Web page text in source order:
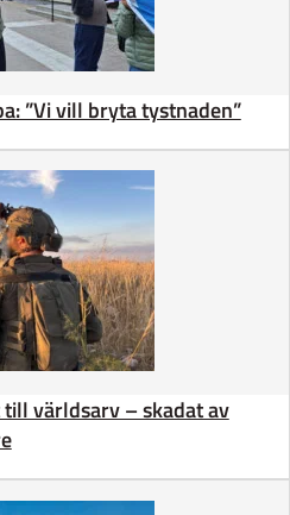
”Vi vill bryta tystnaden”
världsarv – skadat av